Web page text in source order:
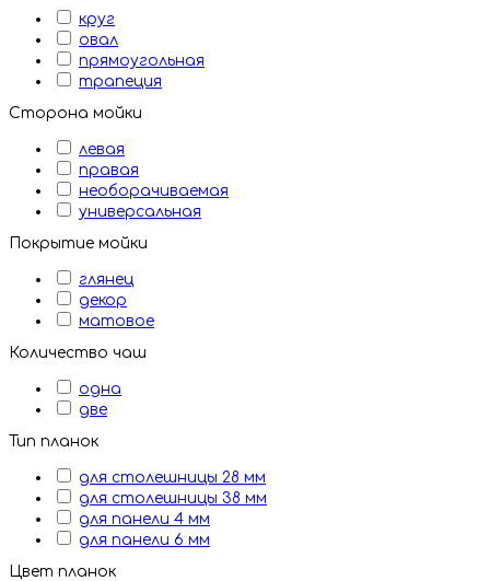
круг
овал
прямоугольная
трапеция
Сторона мойки
левая
правая
необорачиваемая
универсальная
Покрытие мойки
глянец
декор
матовое
Количество чаш
одна
две
Тип планок
для столешницы 28 мм
для столешницы 38 мм
для панели 4 мм
для панели 6 мм
Цвет планок